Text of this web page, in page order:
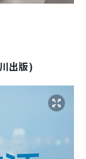
出版)